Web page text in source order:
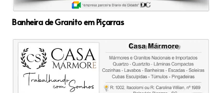
Banheira de Granito em Piçarras